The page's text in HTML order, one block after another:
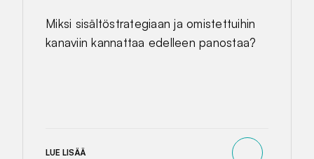
Miksi sisältöstrategiaan ja omistettuihin
kanaviin kannattaa edelleen panostaa?
LUE LISÄÄ